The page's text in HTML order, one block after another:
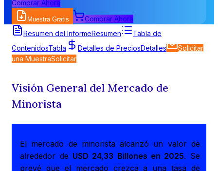
Comprar Ahora
Muestra Gratis
Comprar Ahora
Resumen del InformeResumen
Tabla de
ContenidosTabla Detalles de PreciosDetalles
Solicitar
una MuestraSolicitar
Visión General del Mercado de
Minorista
El mercado de minorista alcanzó un valor de
alrededor de USD 24,33 Billones en 2025. Se
prevé que el mercado crezca a una tasa de